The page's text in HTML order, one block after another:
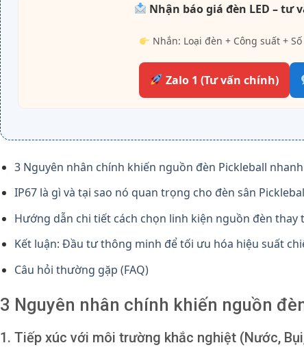
Nhận báo giá đèn LED –
Nhắn: Loại đèn + Công suất +
Zalo 1 (Tư vấn chính)
3 Nguyên nhân chính khiến nguồn đèn Pickleball
IP67 là gì và tại sao nó quan trọng cho đèn sân
Hướng dẫn chi tiết cách chọn linh kiện nguồn đèn thay
Kết luận: Đầu tư thông minh để tối ưu hóa hiệu suất
Câu hỏi thường gặp (FAQ)
3 Nguyên nhân chính khiến nguồn
1. Tiếp xúc với môi trường khắc nghiệt (Nước,